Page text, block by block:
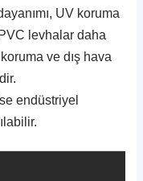
UV koruma
levhalar daha
ve dış hava
endüstriyel